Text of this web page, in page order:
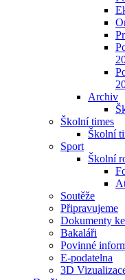
Archiv
Školní times
Školní
Sport
Školní
Soutěže
Připravujeme
Dokumenty
Bakaláři
Povinné
E-podatelna
3D